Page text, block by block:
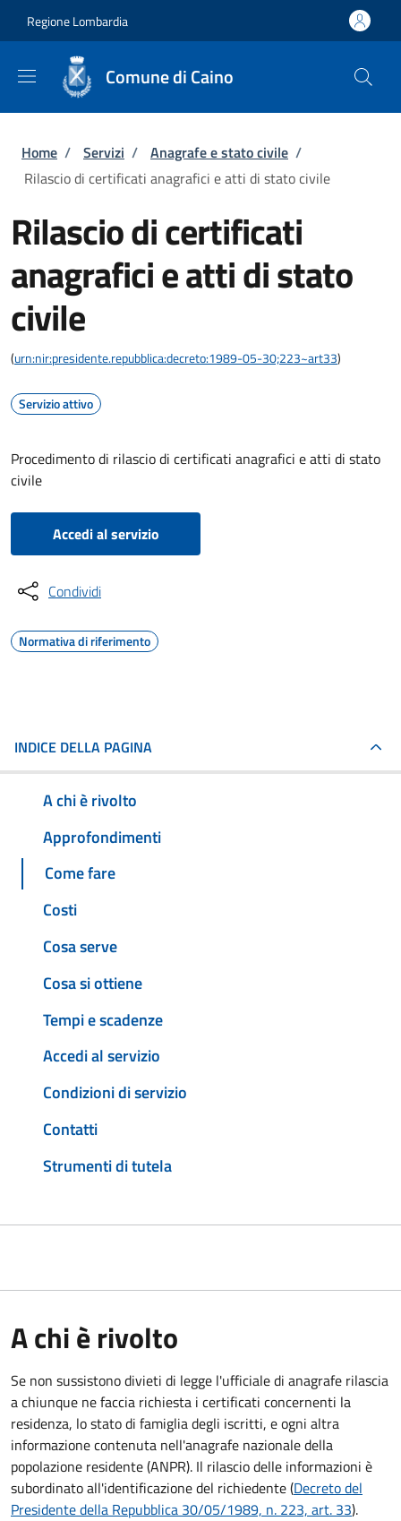
Regione Lombardia
Comune di Caino
Briciole di pane
Home / Servizi / Anagrafe e stato civile /
Rilascio di certificati anagrafici e atti di stato civile
Rilascio di certificati
anagrafici e atti di stato
civile
(urn:nir:presidente.repubblica:decreto:1989-05-30;223~art33)
Servizio attivo
Procedimento di rilascio di certificati anagrafici e atti di stato
civile
Accedi al servizio
Condividi
Normativa di riferimento
INDICE DELLA PAGINA
A chi è rivolto
Approfondimenti
Come fare
Costi
Cosa serve
Cosa si ottiene
Tempi e scadenze
Accedi al servizio
Condizioni di servizio
Contatti
Strumenti di tutela
A chi è rivolto
Se non sussistono divieti di legge l'ufficiale di anagrafe rilascia
a chiunque ne faccia richiesta i certificati concernenti la
residenza, lo stato di famiglia degli iscritti, e ogni altra
informazione contenuta nell'anagrafe nazionale della
popolazione residente (ANPR). Il rilascio delle informazioni è
subordinato all'identificazione del richiedente (Decreto del
Presidente della Repubblica 30/05/1989, n. 223, art. 33).